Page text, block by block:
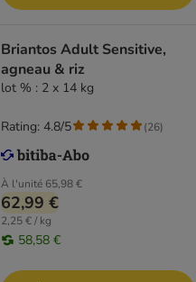
Briantos Adult Sensitive,
agneau & riz
lot % : 2 x 14 kg
À l'unité 65,98 €
62,99 €
2,25 € / kg
58,58 €
Rating: 4.8/5 (26)